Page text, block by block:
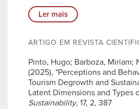
Ler mais
ARTIGO EM REVISTA
Pinto, Hugo; Barboza, Miriam;
(2025), "Perceptions and
Tourism Degrowth and
Latent Dimensions and Types
Sustainability, 17, 2, 387